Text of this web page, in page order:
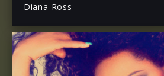
Diana Ross